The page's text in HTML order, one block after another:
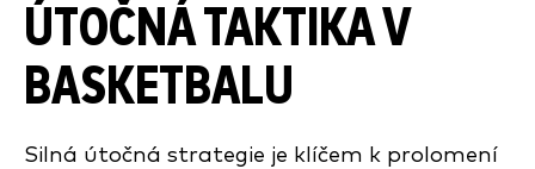
ÚTOČNÁ TAKTIKA V
BASKETBALU
Silná útočná strategie je klíčem k prolomení